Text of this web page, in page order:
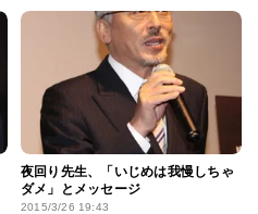
夜回り先生、「いじめは我慢しちゃ
ダメ」とメッセージ
2015/3/26 19:43